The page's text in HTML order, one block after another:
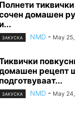
Полнети
домашен
и...
ЗАКУСКА NMD - May
рецепт
подготвуваат...
ЗАКУСКА NMD - May